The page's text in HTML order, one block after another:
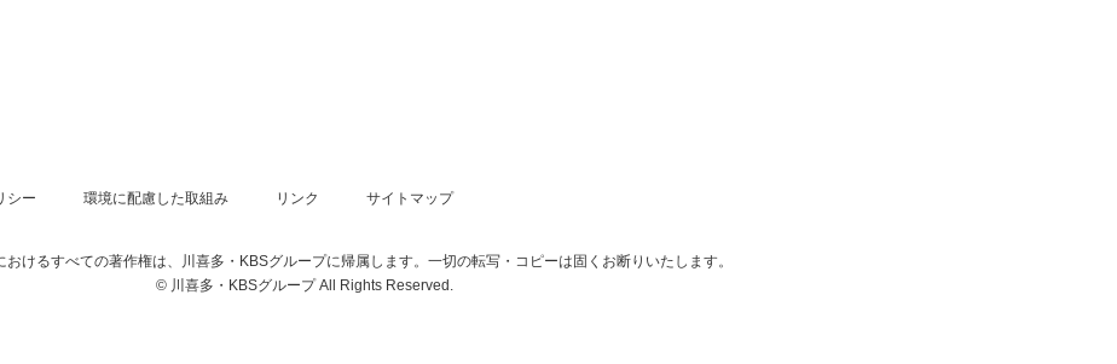
シー 環境に配慮した取組み リンク サイトマップ
おけるすべての著作権は、川喜多・KBSグループに帰属します。一切の転写・コピーは固くお断りいたします。
© 川喜多・KBSグループ All Rights Reserved.